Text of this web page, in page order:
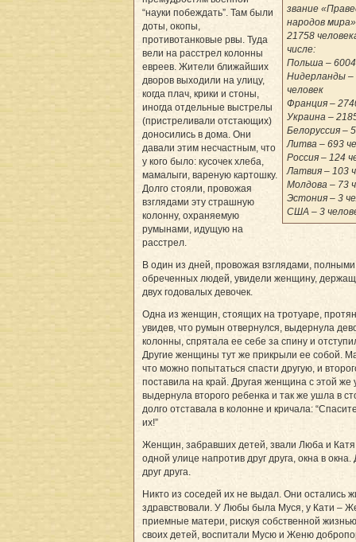
звание
народов
21758
числе:
Польша – 6004
Нидерланды –
человек
Франция –
Украина –
Белоруссия –
Литва – 693
Россия – 124
Латвия – 103
Молдова – 73
Эстония – 3
США – 3
“науки побеждать”. Там были
доты, окопы,
противотанковые рвы. Туда
вели на расстрел колонны
евреев. Жители ближайших
дворов выходили на улицу,
когда плач, крики и стоны,
иногда отдельные выстрелы
(пристреливали отстающих)
доносились в дома. Они
давали этим несчастным, что
у кого было: кусочек хлеба,
мамалыги, вареную картошку.
Долго стояли, провожая
взглядами эту страшную
колонну, охраняемую
румынами, идущую на
расстрел.
В один из дней, провожая взглядами, полными
обреченных людей, увидели женщину,
двух годовалых девочек.
Одна из женщин, стоящих на тротуаре,
увидев, что румын отвернулся, выдернула
колонны, спрятала ее себе за спину и
Другие женщины тут же прикрыли ее собой.
что можно попытаться спасти другую, и
поставила на край. Другая женщина с этой же
выдернула второго ребенка и так же ушла в
долго отставала в колонне и кричала:
их!”
Женщин, забравших детей, звали Люба и
одной улице напротив друг друга, окна в
друг друга.
Никто из соседей их не выдал. Они остались
здравствовали. У Любы была Муся, у Кати –
приемные матери, рискуя собственной
своих детей, воспитали Мусю и Женю